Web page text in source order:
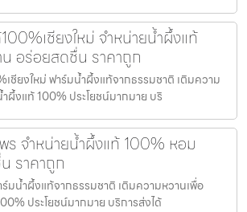
เชียงใหม่ จำหน่ายน้ำผึ้งแท้
อร่อยสดชื่น ราคาถูก
ชียงใหม่ ฟาร์มน้ำผึ้งแท้จากธรรมชาติ เติมความ
ผึ้งแท้ 100% ประโยชน์มากมาย บริ
จำหน่ายน้ำผึ้งแท้ 100% หอม
ราคาถูก
มน้ำผึ้งแท้จากธรรมชาติ เติมความหวานเพื่อ
ประโยชน์มากมาย บริการส่งได้